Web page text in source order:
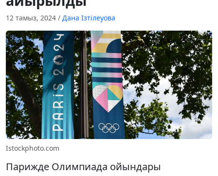
12 тамыз, 2024 / Дана Ізтілеуова
Istockphoto.com
Парижде Олимпиада ойындары